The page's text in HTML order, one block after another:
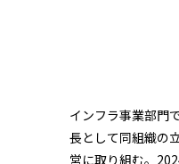
インフラ事業部門
長として同組織の
営に取り組む。